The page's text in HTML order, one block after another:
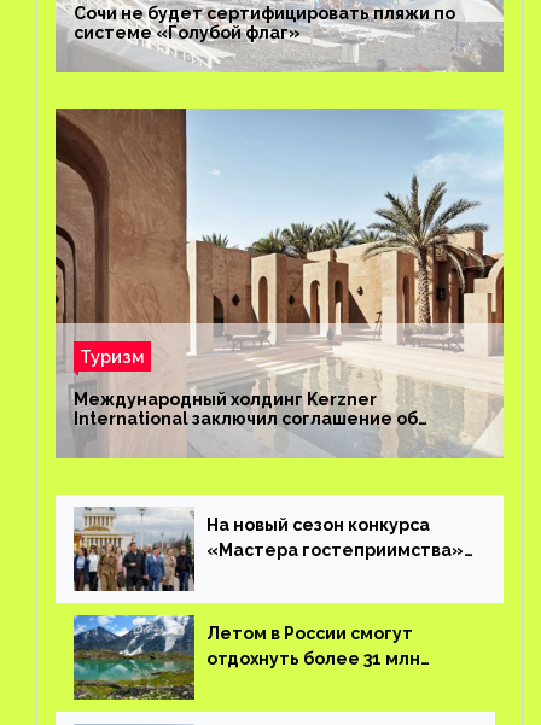
Сочи не будет сертифицировать пляжи по
системе «Голубой флаг»
Туризм
Международный холдинг Kerzner
International заключил соглашение об
управлении курортом Bab Al Shams Desert
Resort в Дубае
На новый сезон конкурса
«Мастера гостеприимства»
заявок
Летом в России смогут
отдохнуть более 31 млн